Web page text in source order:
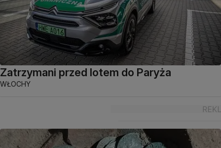
Zatrzymani przed lotem do Paryża
WŁOCHY